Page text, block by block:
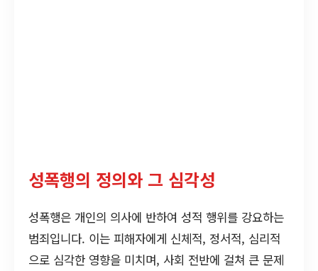
성폭행의 정의와 그 심각성
성폭행은 개인의 의사에 반하여 성적 행위를 강요하는
범죄입니다. 이는 피해자에게 신체적, 정서적, 심리적
으로 심각한 영향을 미치며, 사회 전반에 걸쳐 큰 문제